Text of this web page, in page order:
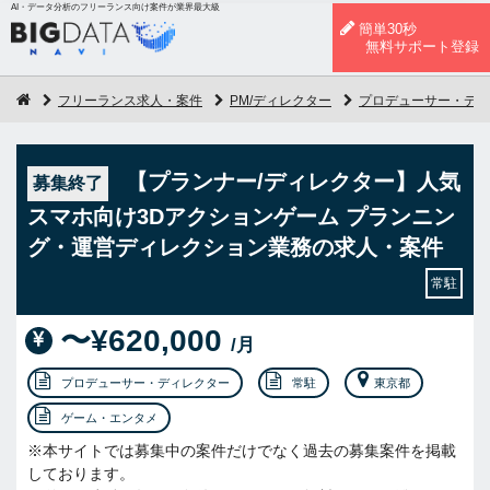
AI・データ分析のフリーランス向け案件が業界最大級
簡単30秒
無料サポート登録
フリーランス求人・案件 PM/ディレクター プロデューサー・デ
募集終了
【プランナー/ディレクター】人気
スマホ向け3Dアクションゲーム プランニン
グ・運営ディレクション業務の求人・案件
常駐
〜¥620,000 /月
プロデューサー・ディレクター 常駐 東京都
ゲーム・エンタメ
※本サイトでは募集中の案件だけでなく過去の募集案件を掲載
しております。